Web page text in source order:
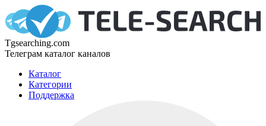
Tgsearching.com
Телеграм каталог каналов
Каталог
Категории
Поддержка